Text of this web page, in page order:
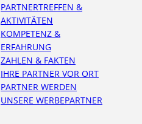
PARTNERTREFFEN &
AKTIVITÄTEN
KOMPETENZ &
ERFAHRUNG
ZAHLEN & FAKTEN
IHRE PARTNER VOR ORT
PARTNER WERDEN
UNSERE WERBEPARTNER